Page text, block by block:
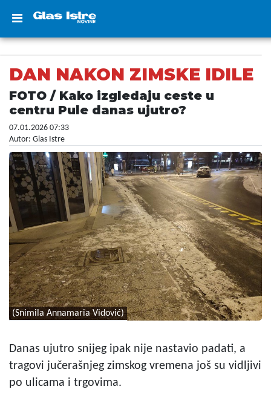
DAN NAKON ZIMSKE IDILE
FOTO / Kako izgledaju ceste u
centru Pule danas ujutro?
07.01.2026 07:33
Autor: Glas Istre
(Snimila Annamaria Vidović)
Danas ujutro snijeg ipak nije nastavio padati, a
tragovi jučerašnjeg zimskog vremena još su vidljivi
po ulicama i trgovima.